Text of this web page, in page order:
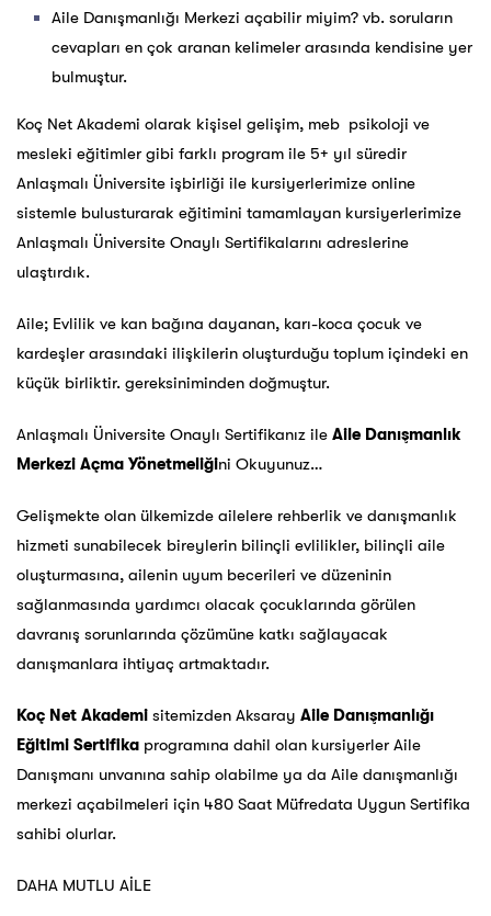
Aile Danışmanlığı Merkezi açabilir miyim? vb. soruların
cevapları en çok aranan kelimeler arasında kendisine yer
bulmuştur.
Koç Net Akademi olarak kişisel gelişim, meb psikoloji ve
mesleki eğitimler gibi farklı program ile 5+ yıl süredir
Anlaşmalı Üniversite işbirliği ile kursiyerlerimize online
sistemle bulusturarak eğitimini tamamlayan kursiyerlerimize
Anlaşmalı Üniversite Onaylı Sertifikalarını adreslerine
ulaştırdık.
Aile; Evlilik ve kan bağına dayanan, karı-koca çocuk ve
kardeşler arasındaki ilişkilerin oluşturduğu toplum içindeki en
küçük birliktir. gereksiniminden doğmuştur.
Anlaşmalı Üniversite Onaylı Sertifikanız ile Aile Danışmanlık
Merkezi Açma Yönetmeliğini Okuyunuz…
Gelişmekte olan ülkemizde ailelere rehberlik ve danışmanlık
hizmeti sunabilecek bireylerin bilinçli evlilikler, bilinçli aile
oluşturmasına, ailenin uyum becerileri ve düzeninin
sağlanmasında yardımcı olacak çocuklarında görülen
davranış sorunlarında çözümüne katkı sağlayacak
danışmanlara ihtiyaç artmaktadır.
Koç Net Akademi sitemizden Aksaray Aile Danışmanlığı
Eğitimi Sertifika programına dahil olan kursiyerler Aile
Danışmanı unvanına sahip olabilme ya da Aile danışmanlığı
merkezi açabilmeleri için 480 Saat Müfredata Uygun Sertifika
sahibi olurlar.
DAHA MUTLU AİLE